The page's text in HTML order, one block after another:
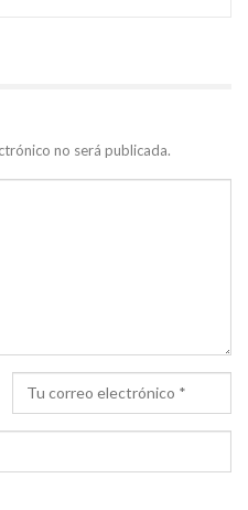
no será publicada.